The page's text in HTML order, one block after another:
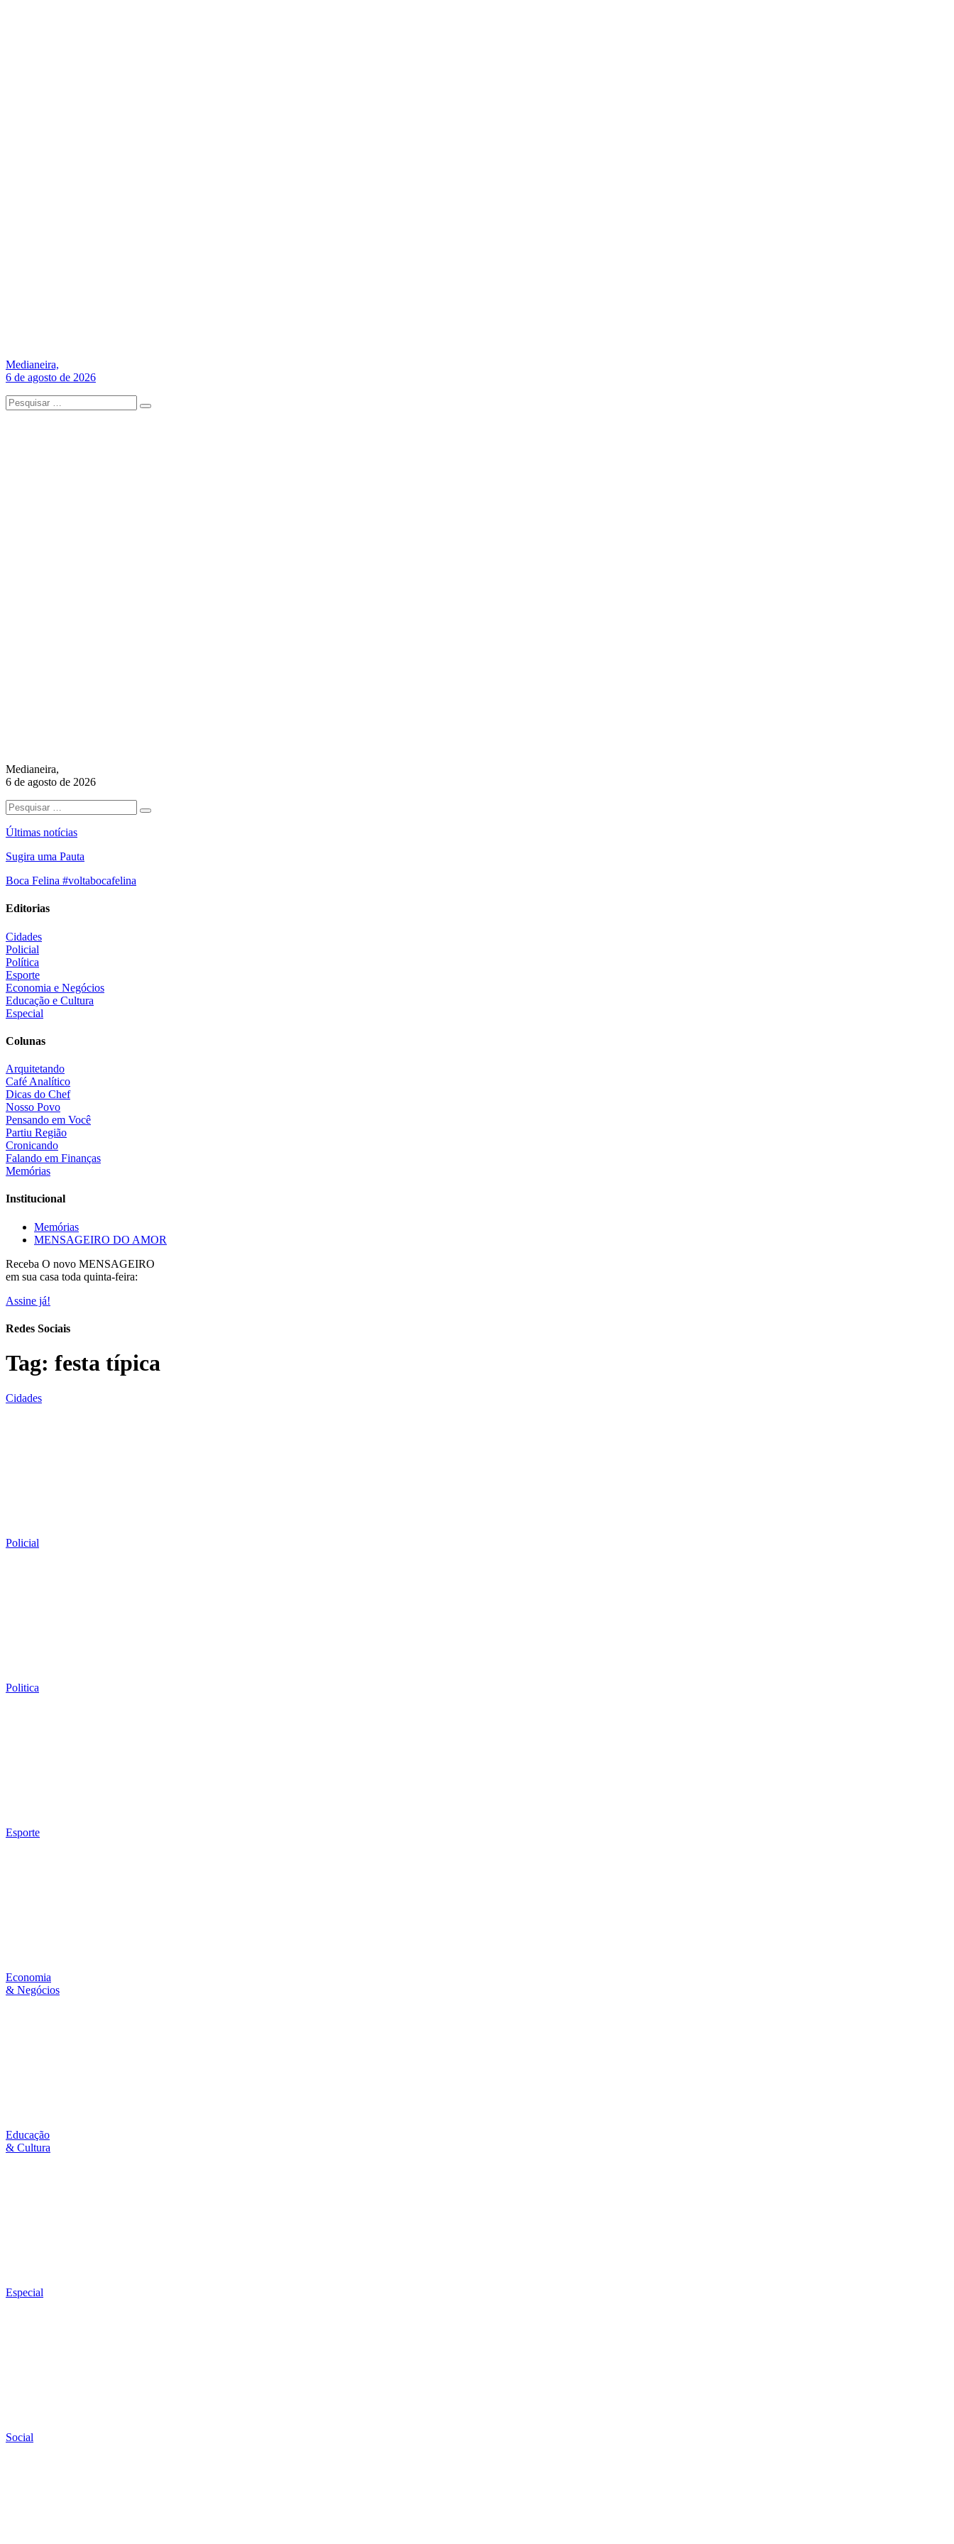
Medianeira,
6 de agosto de 2026
Medianeira,
6 de agosto de 2026
Últimas notícias
Sugira uma Pauta
Boca Felina #voltabocafelina
Editorias
Cidades
Policial
Política
Esporte
Economia e Negócios
Educação e Cultura
Especial
Colunas
Arquitetando
Café Analítico
Dicas do Chef
Nosso Povo
Pensando em Você
Partiu Região
Cronicando
Falando em Finanças
Memórias
Institucional
Memórias
MENSAGEIRO DO AMOR
Receba O novo MENSAGEIRO
em sua casa toda quinta-feira:
Assine já!
Redes Sociais
Tag: festa típica
Cidades
Policial
Politica
Esporte
Economia
& Negócios
Educação
& Cultura
Especial
Social